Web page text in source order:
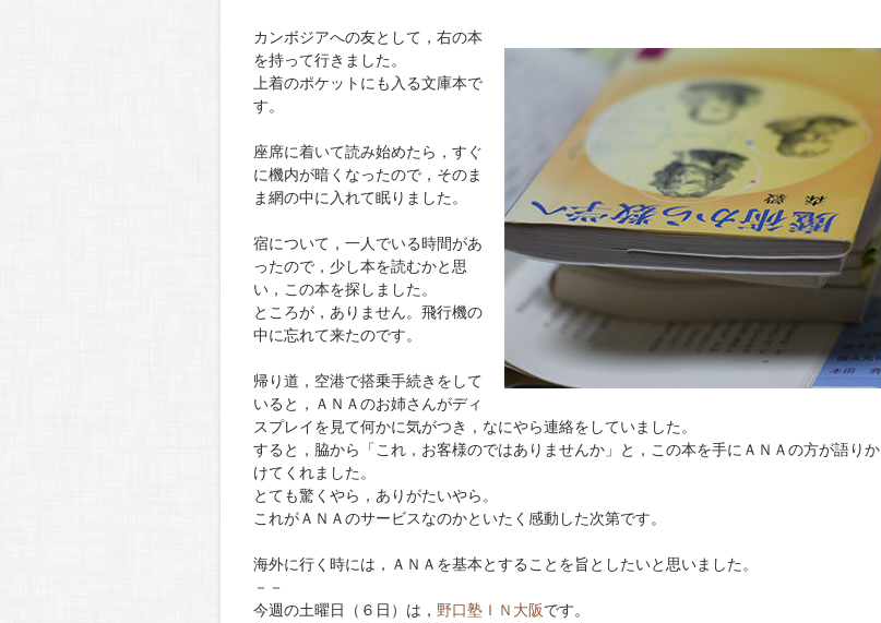
カンボジアへの友として，右の本
を持って行きました。
上着のポケットにも入る文庫本で
す。
座席に着いて読み始めたら，すぐ
に機内が暗くなったので，そのま
ま網の中に入れて眠りました。
宿について，一人でいる時間があ
ったので，少し本を読むかと思
い，この本を探しました。
ところが，ありません。飛行機の
中に忘れて来たのです。
帰り道，空港で搭乗手続きをして
いると，ＡＮＡのお姉さんがディ
スプレイを見て何かに気がつき，なにやら連絡をしていました。
すると，脇から「これ，お客様のではありませんか」と，この本を手にＡＮＡの方が語りか
けてくれました。
とても驚くやら，ありがたいやら。
これがＡＮＡのサービスなのかといたく感動した次第です。
海外に行く時には，ＡＮＡを基本とすることを旨としたいと思いました。
－－
今週の土曜日（６日）は， 野口塾ＩＮ大阪です。